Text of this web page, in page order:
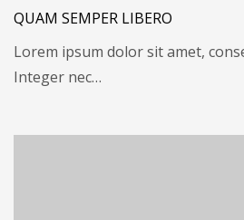
QUAM SEMPER LIBERO
Lorem ipsum dolor sit amet,
Integer nec…